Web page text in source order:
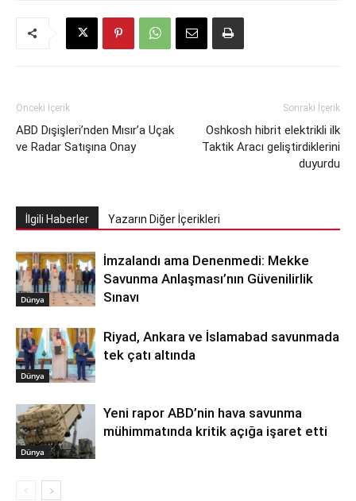
Önceki İçerik
ABD Dışişleri’nden Mısır’a Uçak
ve Radar Satışına Onay
Sonraki İçerik
Oshkosh hibrit elektrikli ilk
Taktik Aracı geliştirdiklerini
duyurdu
İlgili Haberler Yazarın Diğer İçerikleri
Dünya
İmzalandı ama Denenmedi: Mekke
Savunma Anlaşması’nın Güvenilirlik
Sınavı
Dünya
Riyad, Ankara ve İslamabad savunmada
tek çatı altında
Dünya
Yeni rapor ABD’nin hava savunma
mühimmatında kritik açığa işaret etti